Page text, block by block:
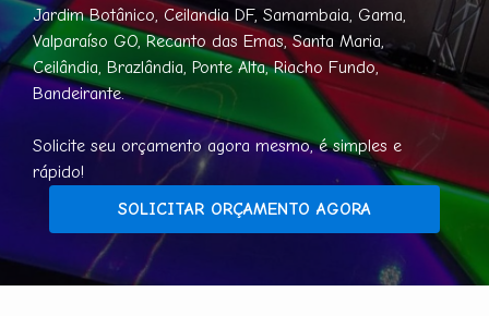
Jardim Botânico, Ceilandia DF, Samambaia, Gama,
Valparaíso GO, Recanto das Emas, Santa Maria,
Ceilândia, Brazlândia, Ponte Alta, Riacho Fundo,
Bandeirante.
Solicite seu orçamento agora mesmo, é simples e
rápido!
SOLICITAR ORÇAMENTO AGORA